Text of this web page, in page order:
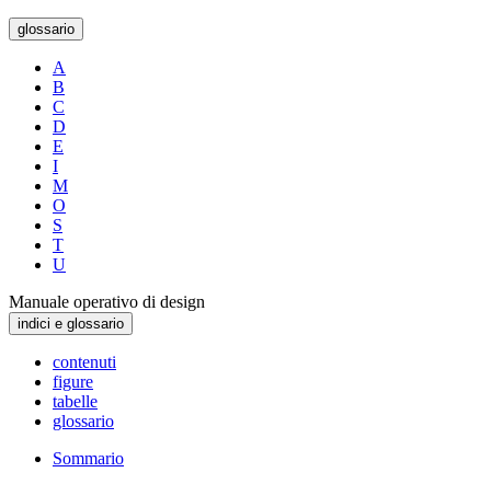
glossario
A
B
C
D
E
I
M
O
S
T
U
Manuale operativo di design
indici e glossario
contenuti
figure
tabelle
glossario
Sommario